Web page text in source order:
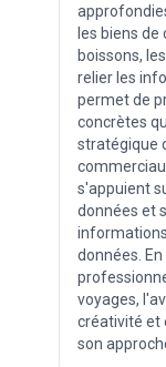
les biens
boissons,
relier les
permet de
concrètes
stratégique
s'appuient
données et
données.
voyages,
créativité et
son